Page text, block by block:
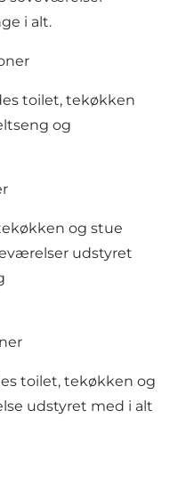
i alt.
toilet, tekøkken
og
og stue
udstyret
toilet, tekøkken og
udstyret med i alt